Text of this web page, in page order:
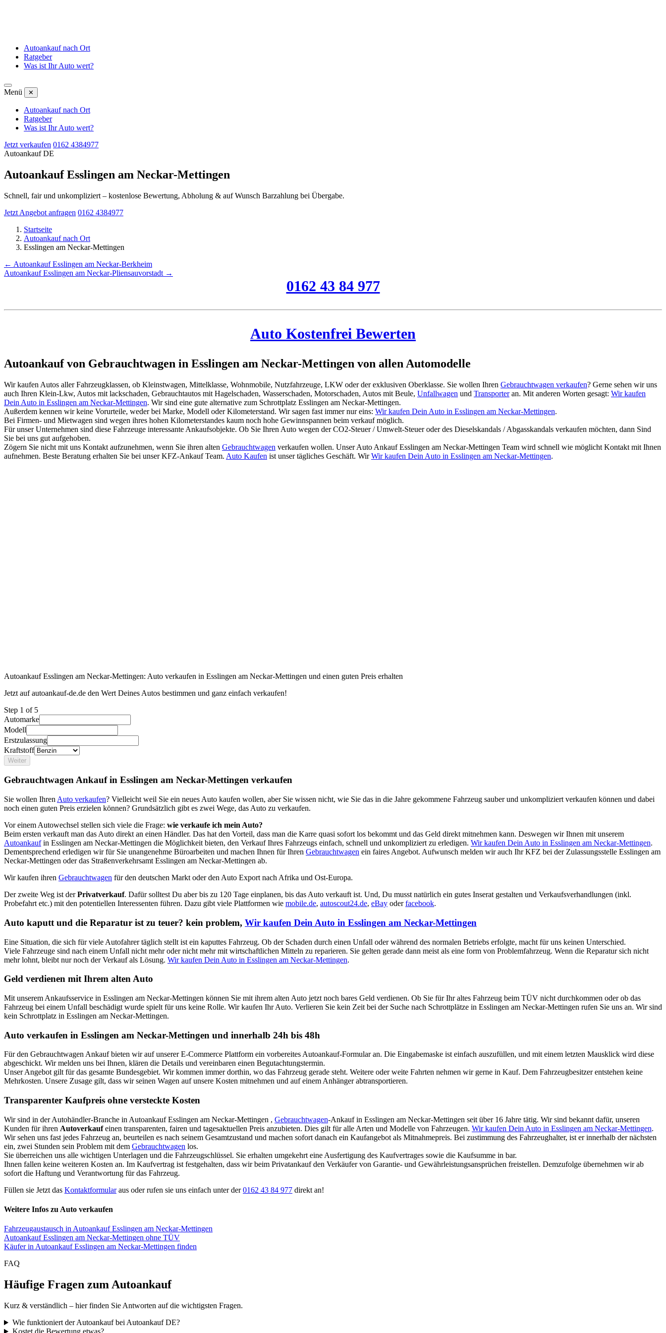
Autoankauf nach Ort
Ratgeber
Was ist Ihr Auto wert?
Menü ✕
Autoankauf nach Ort
Ratgeber
Was ist Ihr Auto wert?
Jetzt verkaufen 0162 4384977
Autoankauf DE
Autoankauf Esslingen am Neckar-Mettingen
Schnell, fair und unkompliziert – kostenlose Bewertung, Abholung & auf Wunsch Barzahlung bei Übergabe.
Jetzt Angebot anfragen 0162 4384977
Startseite
Autoankauf nach Ort
Esslingen am Neckar-Mettingen
← Autoankauf Esslingen am Neckar-Berkheim
Autoankauf Esslingen am Neckar-Pliensauvorstadt →
0162 43 84 977
Auto Kostenfrei Bewerten
Autoankauf von Gebrauchtwagen in Esslingen am Neckar-Mettingen von allen Automodelle
Wir kaufen Autos aller Fahrzeugklassen, ob Kleinstwagen, Mittelklasse, Wohnmobile, Nutzfahrzeuge, LKW oder der exklusiven Oberklasse. Sie wollen Ihren Gebrauchtwagen verkaufen? Gerne sehen wir uns
auch Ihren Klein-Lkw, Autos mit lackschaden, Gebrauchtautos mit Hagelschaden, Wasserschaden, Motorschaden, Autos mit Beule, Unfallwagen und Transporteran. Mit anderen Worten gesagt: Wir kaufen
Dein Auto in Esslingen am Neckar-Mettingen. Wir sind eine gute alternative zum Schrottplatz Esslingen am Neckar-Mettingen.
Außerdem kennen wir keine Vorurteile, weder bei Marke, Modell oder Kilometerstand. Wir sagen fast immer nur eins: Wir kaufen Dein Auto in Esslingen am Neckar-Mettingen.
Bei Firmen- und Mietwagen sind wegen ihres hohen Kilometerstandes kaum noch hohe Gewinnspannen beim verkauf möglich.
Für unser Unternehmen sind diese Fahrzeuge interessante Ankaufsobjekte. Ob Sie Ihren Auto wegen der CO2-Steuer / Umwelt-Steuer oder des Dieselskandals / Abgasskandals verkaufen möchten, dann Sind
Sie bei uns gut aufgehoben.
Zögern Sie nicht mit uns Kontakt aufzunehmen, wenn Sie ihren alten Gebrauchtwagen verkaufen wollen. Unser Auto Ankauf Esslingen am Neckar-Mettingen Team wird schnell wie möglicht Kontakt mit Ihnen
aufnehmen. Beste Beratung erhalten Sie bei unser KFZ-Ankauf Team. Auto Kaufen ist unser tägliches Geschäft. WirWir kaufen Dein Auto in Esslingen am Neckar-Mettingen.
Autoankauf Esslingen am Neckar-Mettingen: Auto verkaufen in Esslingen am Neckar-Mettingen und einen guten Preis erhalten
Jetzt auf autoankauf-de.de den Wert Deines Autos bestimmen und ganz einfach verkaufen!
Step 1 of 5
Automarke
Modell
Erstzulassung
Kraftstoff
Weiter
Gebrauchtwagen Ankauf in Esslingen am Neckar-Mettingen verkaufen
Sie wollen Ihren Auto verkaufen? Vielleicht weil Sie ein neues Auto kaufen wollen, aber Sie wissen nicht, wie Sie das in die Jahre gekommene Fahrzeug sauber und unkompliziert verkaufen können und dabei
noch einen guten Preis erzielen können? Grundsätzlich gibt es zwei Wege, das Auto zu verkaufen.
Vor einem Autowechsel stellen sich viele die Frage: wie verkaufe ich mein Auto?
Beim ersten verkauft man das Auto direkt an einen Händler. Das hat den Vorteil, dass man die Karre quasi sofort los bekommt und das Geld direkt mitnehmen kann. Deswegen wir Ihnen mit unserem
Autoankaufin Esslingen am Neckar-Mettingen die Möglichkeit bieten, den Verkauf Ihres Fahrzeugs einfach, schnell und unkompliziert zu erledigen. Wir kaufen Dein Auto in Esslingen am Neckar-Mettingen.
Dementsprechend erledigen wir für Sie unangenehme Büroarbeiten und machen Ihnen für Ihren Gebrauchtwagen ein faires Angebot. Aufwunsch melden wir auch Ihr KFZ bei der Zulassungsstelle Esslingen am
Neckar-Mettingen oder das Straßenverkehrsamt Esslingen am Neckar-Mettingen ab.
Wir kaufen ihren Gebrauchtwagen für den deutschen Markt oder den Auto Export nach Afrika und Ost-Europa.
Der zweite Weg ist derPrivatverkauf. Dafür solltest Du aber bis zu 120 Tage einplanen, bis das Auto verkauft ist. Und, Du musst natürlich ein gutes Inserat gestalten und Verkaufsverhandlungen (inkl.
Probefahrt etc.) mit den potentiellen Interessenten führen. Dazu gibt viele Plattformen wie mobile.de, autoscout24.de, eBay oderfacebook.
Auto kaputt und die Reparatur ist zu teuer? kein problem, Wir kaufen Dein Auto in Esslingen am Neckar-Mettingen
Eine Situation, die sich für viele Autofahrer täglich stellt ist ein kaputtes Fahrzeug. Ob der Schaden durch einen Unfall oder während des normalen Betriebs erfolgte, macht für uns keinen Unterschied.
Viele Fahrzeuge sind nach einem Unfall nicht mehr oder nicht mehr mit wirtschaftlichen Mitteln zu reparieren. Sie gelten gerade dann meist als eine form von Problemfahrzeug. Wenn die Reparatur sich nicht
mehr lohnt, bleibt nur noch der Verkauf als Lösung. Wir kaufen Dein Auto in Esslingen am Neckar-Mettingen.
Geld verdienen mit Ihrem alten Auto
Mit unserem Ankaufsservice in Esslingen am Neckar-Mettingen können Sie mit ihrem alten Auto jetzt noch bares Geld verdienen. Ob Sie für Ihr altes Fahrzeug beim TÜV nicht durchkommen oder ob das
Fahrzeug bei einem Unfall beschädigt wurde spielt für uns keine Rolle. Wir kaufen Ihr Auto. Verlieren Sie kein Zeit bei der Suche nach Schrottplätze in Esslingen am Neckar-Mettingen rufen Sie uns an. Wir sind
kein Schrottplatz in Esslingen am Neckar-Mettingen.
Auto verkaufen in Esslingen am Neckar-Mettingen und innerhalb 24h bis 48h
Für den Gebrauchtwagen Ankauf bieten wir auf unserer E-Commerce Plattform ein vorbereites Autoankauf-Formular an. Die Eingabemaske ist einfach auszufüllen, und mit einem letzten Mausklick wird diese
abgeschickt. Wir melden uns bei Ihnen, klären die Details und vereinbaren einen Begutachtungstermin.
Unser Angebot gilt für das gesamte Bundesgebiet. Wir kommen immer dorthin, wo das Fahrzeug gerade steht. Weitere oder weite Fahrten nehmen wir gerne in Kauf. Dem Fahrzeugbesitzer entstehen keine
Mehrkosten. Unsere Zusage gilt, dass wir seinen Wagen auf unsere Kosten mitnehmen und auf einem Anhänger abtransportieren.
Transparenter Kaufpreis ohne versteckte Kosten
Wir sind in der Autohändler-Branche in Autoankauf Esslingen am Neckar-Mettingen , Gebrauchtwagen-Ankauf in Esslingen am Neckar-Mettingen seit über 16 Jahre tätig. Wir sind bekannt dafür, unseren
Kunden für ihren Autoverkaufeinen transparenten, fairen und tagesaktuellen Preis anzubieten. Dies gilt für alle Arten und Modelle von Fahrzeugen. Wir kaufen Dein Auto in Esslingen am Neckar-Mettingen.
Wir sehen uns fast jedes Fahrzeug an, beurteilen es nach seinem Gesamtzustand und machen sofort danach ein Kaufangebot als Mitnahmepreis. Bei zustimmung des Fahrzeughalter, ist er innerhalb der nächsten
ein, zwei Stunden sein Problem mit dem Gebrauchtwagen los.
Sie überreichen uns alle wichtigen Unterlagen und die Fahrzeugschlüssel. Sie erhalten umgekehrt eine Ausfertigung des Kaufvertrages sowie die Kaufsumme in bar.
Ihnen fallen keine weiteren Kosten an. Im Kaufvertrag ist festgehalten, dass wir beim Privatankauf den Verkäufer von Garantie- und Gewährleistungsansprüchen freistellen. Demzufolge übernehmen wir ab
sofort die Haftung und Verantwortung für das Fahrzeug.
Füllen sie Jetzt das Kontaktformularaus oder rufen sie uns einfach unter der0162 43 84 977 direkt an!
Weitere Infos zu Auto verkaufen
Fahrzeugaustausch in Autoankauf Esslingen am Neckar-Mettingen
Autoankauf Esslingen am Neckar-Mettingen ohne TÜV
Käufer in Autoankauf Esslingen am Neckar-Mettingen finden
FAQ
Häufige Fragen zum Autoankauf
Kurz & verständlich – hier finden Sie Antworten auf die wichtigsten Fragen.
Wie funktioniert der Autoankauf bei Autoankauf DE?